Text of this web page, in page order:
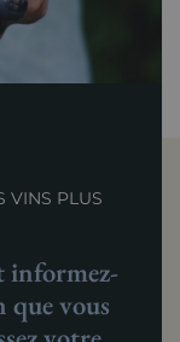
VINS PLUS
informez-
que vous